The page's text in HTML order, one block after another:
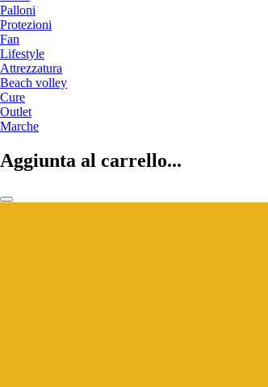
Palloni
Protezioni
Fan
Lifestyle
Attrezzatura
Beach volley
Cure
Outlet
Marche
Aggiunta al carrello...